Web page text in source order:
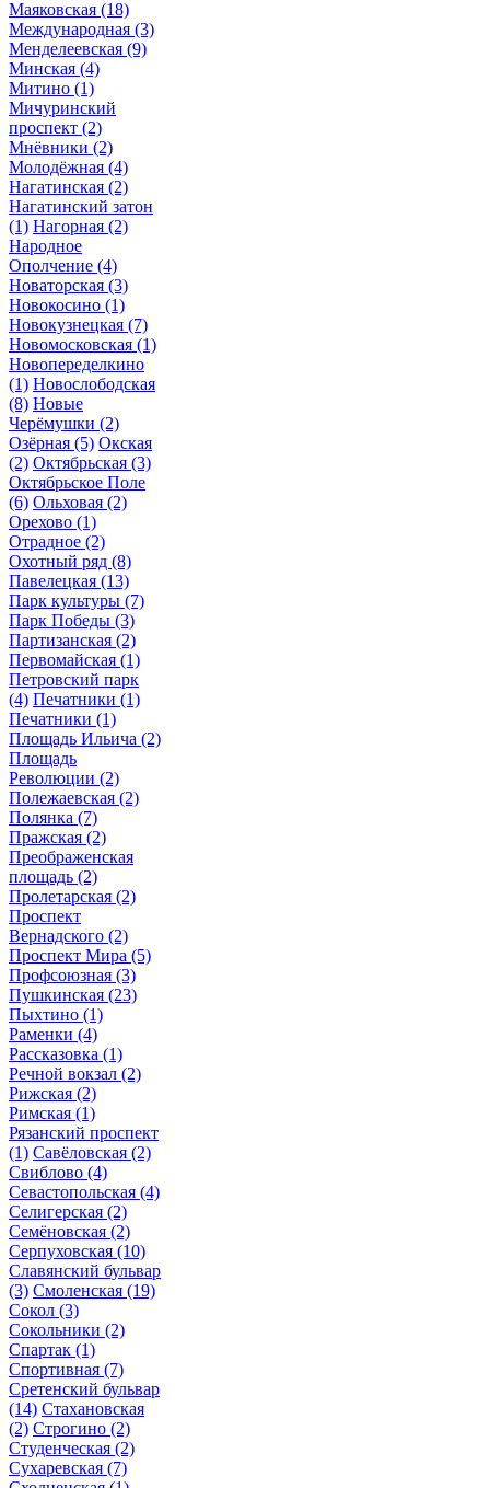
Маяковская (18)
Международная (3)
Менделеевская (9)
Минская (4)
Митино (1)
Мичуринский
проспект (2)
Мнёвники (2)
Молодёжная (4)
Нагатинская (2)
Нагатинский затон
(1) Нагорная (2)
Народное
Ополчение (4)
Новаторская (3)
Новокосино (1)
Новокузнецкая (7)
Новомосковская (1)
Новопеределкино
(1) Новослободская
(8) Новые
Черёмушки (2)
Озёрная (5) Окская
(2) Октябрьская (3)
Октябрьское Поле
(6) Ольховая (2)
Орехово (1)
Отрадное (2)
Охотный ряд (8)
Павелецкая (13)
Парк культуры (7)
Парк Победы (3)
Партизанская (2)
Первомайская (1)
Петровский парк
(4) Печатники (1)
Печатники (1)
Площадь Ильича (2)
Площадь
Революции (2)
Полежаевская (2)
Полянка (7)
Пражская (2)
Преображенская
площадь (2)
Пролетарская (2)
Проспект
Вернадского (2)
Проспект Мира (5)
Профсоюзная (3)
Пушкинская (23)
Пыхтино (1)
Раменки (4)
Рассказовка (1)
Речной вокзал (2)
Рижская (2)
Римская (1)
Рязанский проспект
(1) Савёловская (2)
Свиблово (4)
Севастопольская (4)
Селигерская (2)
Семёновская (2)
Серпуховская (10)
Славянский бульвар
(3) Смоленская (19)
Сокол (3)
Сокольники (2)
Спартак (1)
Спортивная (7)
Сретенский бульвар
(14) Стахановская
(2) Строгино (2)
Студенческая (2)
Сухаревская (7)